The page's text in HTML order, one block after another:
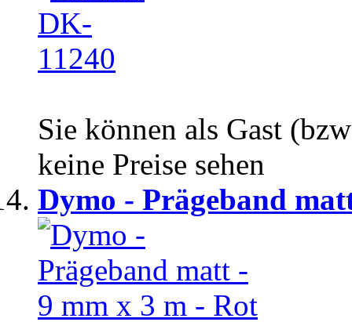
Sie können als Gast
keine Preise sehen
Dymo - Prägeband